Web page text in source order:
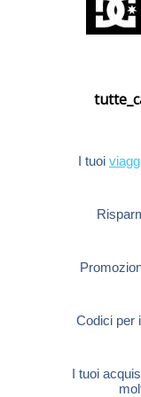
I tuoi
Codici per
I tuoi